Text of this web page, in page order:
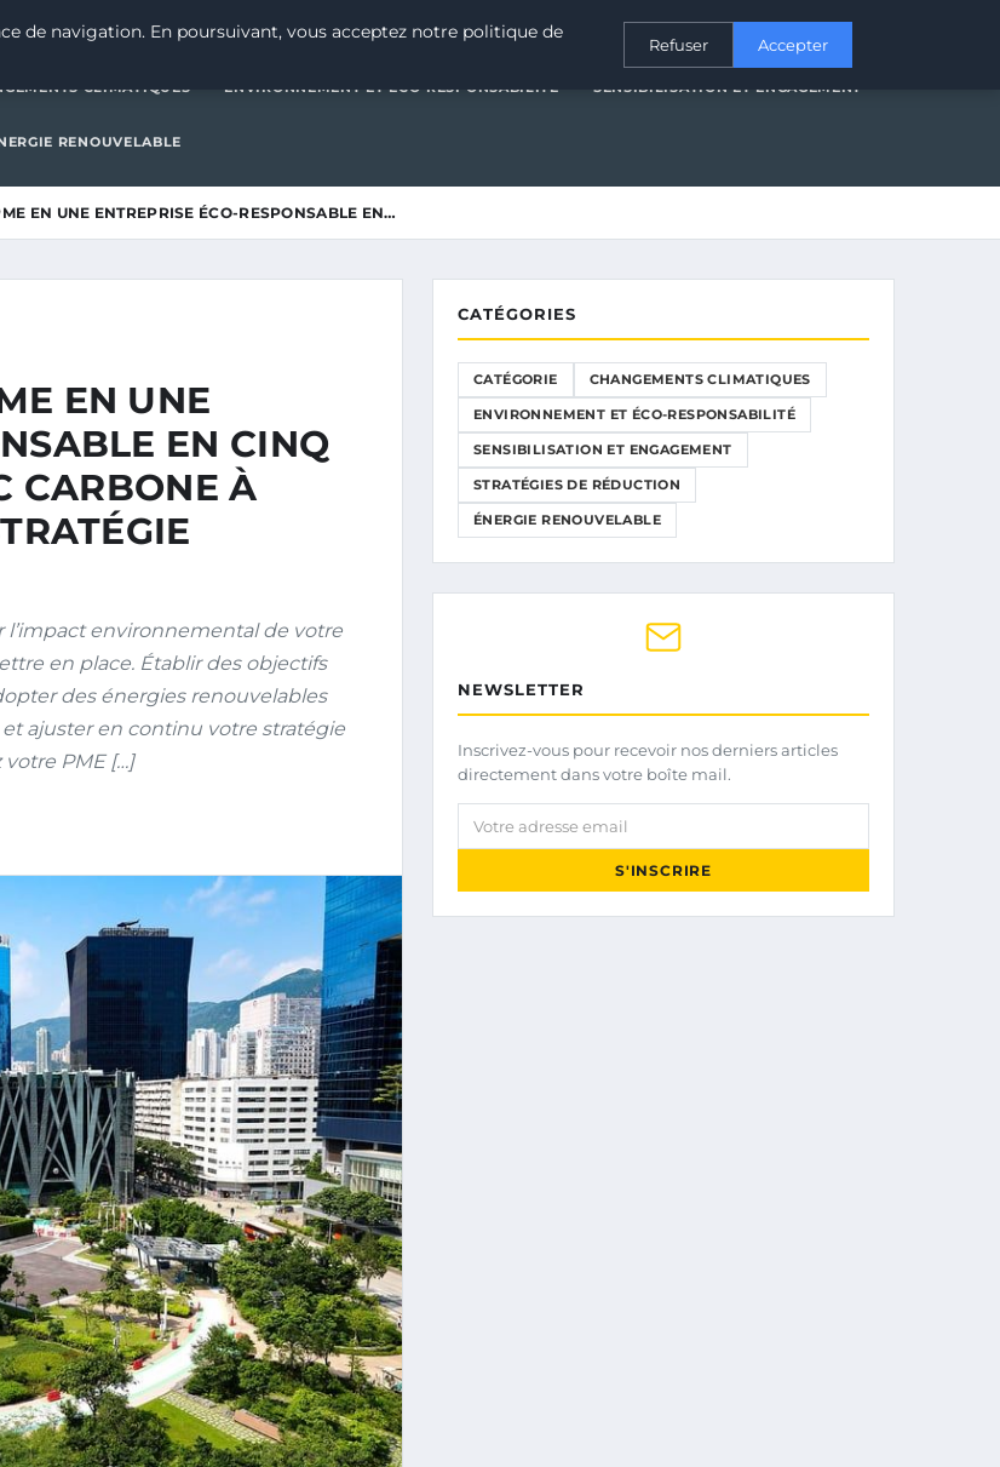
CATÉGORIE CHANGEMENTS CLIMATIQUES ENVIRONNEMENT ET ÉCO-RESPONSABILITÉSENSIBILISATION ET ENGAGEMENT
CLIMATIQUES ENVIRONNEMENT ET ÉCO-RESPONSABILITÉ SENSIBILISATION ET ENGAGEMENT
RENOUVELABLE
EN UNE ENTREPRISE ÉCO-RESPONSABLE EN…
EN UNE
EN CINQ
CARBONE À
l’impact environnemental de votre
en place. Établir des objectifs
des énergies renouvelables
ajuster en continu votre stratégie
PME […]
CATÉGORIES
CATÉGORIE CHANGEMENTS CLIMATIQUES
ENVIRONNEMENT ET ÉCO-RESPONSABILITÉ
SENSIBILISATION ET ENGAGEMENT
STRATÉGIES DE RÉDUCTION
ÉNERGIE RENOUVELABLE
NEWSLETTER
Inscrivez-vous pour recevoir nos derniers articles
directement dans votre boîte mail.
Votre adresse email
S'INSCRIRE
de navigation. En poursuivant, vous acceptez notre politique de
Refuser Accepter